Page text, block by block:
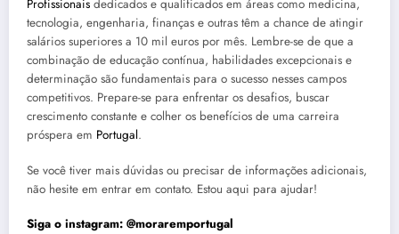
Profissionais dedicados e qualificados em áreas como medicina,
tecnologia, engenharia, finanças e outras têm a chance de atingir
salários superiores a 10 mil euros por mês. Lembre-se de que a
combinação de educação contínua, habilidades excepcionais e
determinação são fundamentais para o sucesso nesses campos
competitivos. Prepare-se para enfrentar os desafios, buscar
crescimento constante e colher os benefícios de uma carreira
próspera em Portugal.
Se você tiver mais dúvidas ou precisar de informações adicionais,
não hesite em entrar em contato. Estou aqui para ajudar!
Siga o instagram: @moraremportugal